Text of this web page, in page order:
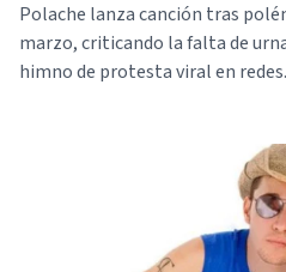
Polache lanza canción tras
marzo, criticando la falta de
himno de protesta viral en redes.